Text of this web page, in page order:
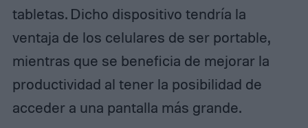
tabletas. Dicho dispositivo tendría la
ventaja de los celulares de ser portable,
mientras que se beneficia de mejorar la
productividad al tener la posibilidad de
acceder a una pantalla más grande.